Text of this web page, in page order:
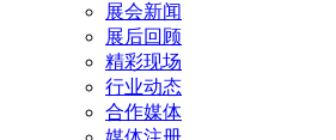
展会新闻
展后回顾
精彩现场
行业动态
合作媒体